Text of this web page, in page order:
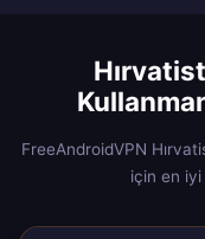
FreeAndroidVPN
için en iyi